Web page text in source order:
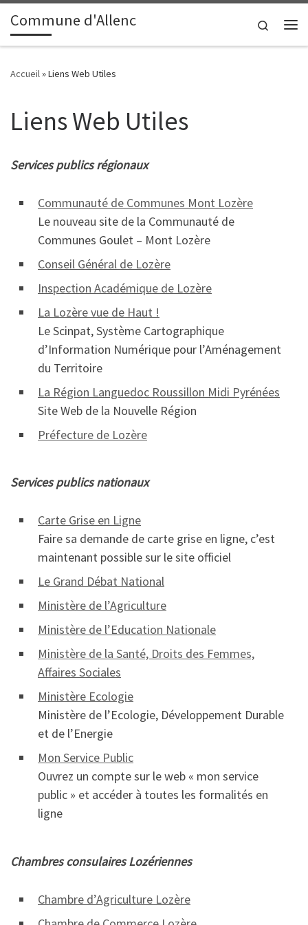
principalPasser au contenu
Commune d'Allenc
Search
Accueil»Liens Web Utiles
Liens Web Utiles
Services publics régionaux
Communauté de Communes Mont Lozère
Le nouveau site de la Communauté de
Communes Goulet – Mont Lozère
Conseil Général de Lozère
Inspection Académique de Lozère
La Lozère vue de Haut !
Le Scinpat, Système Cartographique
d’Information Numérique pour l’Aménagement
du Territoire
La Région Languedoc Roussillon Midi Pyrénées
Site Web de la Nouvelle Région
Préfecture de Lozère
Services publics nationaux
Carte Grise en Ligne
Faire sa demande de carte grise en ligne, c’est
maintenant possible sur le site officiel
Le Grand Débat National
Ministère de l’Agriculture
Ministère de l’Education Nationale
Ministère de la Santé, Droits des Femmes,
Affaires Sociales
Ministère Ecologie
Ministère de l’Ecologie, Développement Durable
et de l’Energie
Mon Service Public
Ouvrez un compte sur le web « mon service
public » et accéder à toutes les formalités en
ligne
Chambres consulaires Lozériennes
Chambre d’Agriculture Lozère